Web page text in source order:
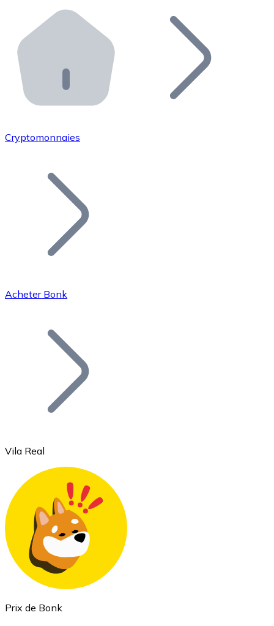
Distributeurs automatiques Bitnovo
Intégrez un ATM Bitnovo dans votre entreprise et
API Bitnovo
Intégrez notre API dans votre écosystème.
Rejoignez notre réseau de distributeurs et
Ajoutez le token de votre projet à notre service
Bitcoin
Ethereum
ETH
Cryptomonnaies
Acheter Bonk
Vila Real
Prix de Bonk